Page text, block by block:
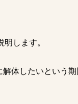
明します。
体したいという